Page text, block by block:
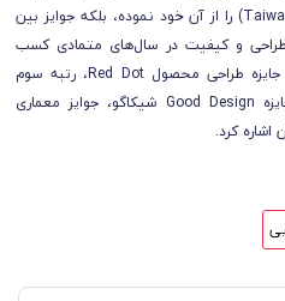
تنها نشان برتری تایوان (Taiwan Excellence) را از آن خود نموده، بلکه جوایز بین
طراحی و کیفیت در سال‌های متمادی کسب
نموده اندکه از جمله آنها می‌توان به جایزه طراحی محصول Red Dot، رتبه سوم
رنکینگ جایزه معتبر طراحیiF آلمان،جایزه Good Design شیکاگو، جوایز معماری